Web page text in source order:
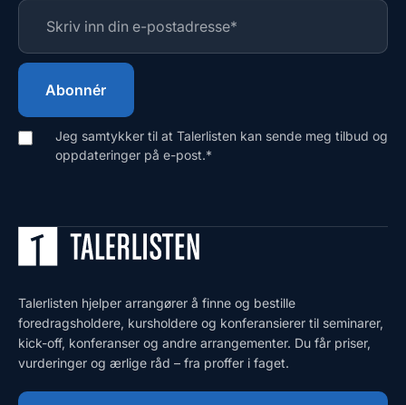
Jeg samtykker til at Talerlisten kan sende meg tilbud og
oppdateringer på e-post.*
Talerlisten hjelper arrangører å finne og bestille
foredragsholdere, kursholdere og konferansierer til seminarer,
kick-off, konferanser og andre arrangementer. Du får priser,
vurderinger og ærlige råd – fra proffer i faget.